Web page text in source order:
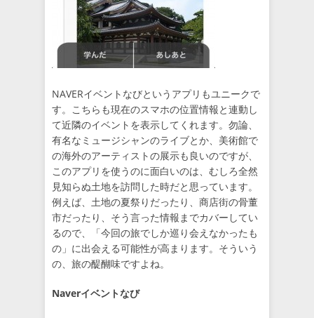
NAVERイベントなびというアプリもユニークで
す。こちらも現在のスマホの位置情報と連動し
て近隣のイベントを表示してくれます。勿論、
有名なミュージシャンのライブとか、美術館で
の海外のアーティストの展示も良いのですが、
このアプリを使うのに面白いのは、むしろ全然
見知らぬ土地を訪問した時だと思っています。
例えば、土地の夏祭りだったり、商店街の骨董
市だったり、そう言った情報までカバーしてい
るので、「今回の旅でしか巡り会えなかったも
の」に出会える可能性が高まります。そういう
の、旅の醍醐味ですよね。
Naverイベントなび